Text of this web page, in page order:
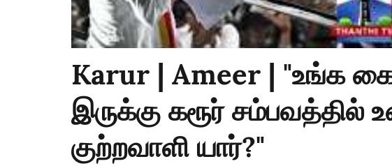
Karur | Ameer | "உங்க
இருக்கு கரூர்
குற்றவாளி யார்?"